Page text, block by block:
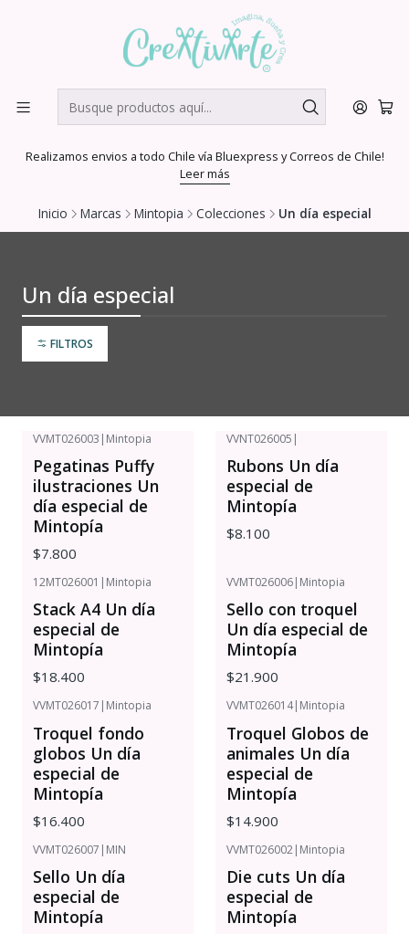
Realizamos envios a todo Chile vía Bluexpress y Correos de Chile!
Leer más
Inicio Marcas Mintopia Colecciones Un día especial
Un día especial
FILTROS
VVMT026003 | Mintopia
Pegatinas Puffy
ilustraciones Un
día especial de
Mintopía
$7.800
VVNT026005 |
Rubons Un día
especial de
Mintopía
$8.100
12MT026001 | Mintopia
Stack A4 Un día
especial de
Mintopía
$18.400
VVMT026006| Mintopia
Sello con troquel
Un día especial de
Mintopía
$21.900
VVMT026017 | Mintopia
Troquel fondo
globos Un día
especial de
Mintopía
$16.400
VVMT026014| Mintopia
Troquel Globos de
animales Un día
especial de
Mintopía
$14.900
VVMT026007 | MIN
Sello Un día
especial de
Mintopía
VVMT026002| Mintopia
Die cuts Un día
especial de
Mintopía